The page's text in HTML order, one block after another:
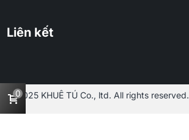
Liên kết
2025 KHUÊ TÚ Co., ltd. All rights reserved.
0